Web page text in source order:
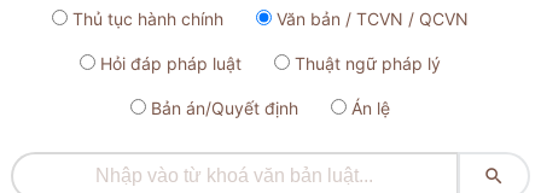
Thủ tục hành chính Văn bản / TCVN / QCVN
Hỏi đáp pháp luật Thuật ngữ pháp lý
Bản án/Quyết định Án lệ
